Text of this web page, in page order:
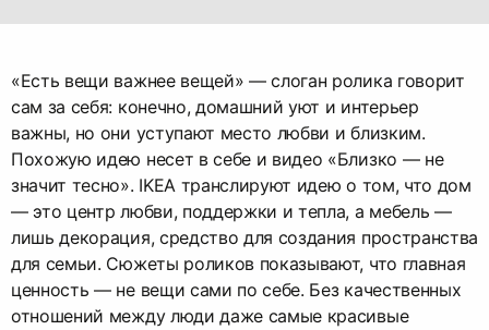
«Есть вещи важнее вещей» — слоган ролика говорит
сам за себя: конечно, домашний уют и интерьер
важны, но они уступают место любви и близким.
Похожую идею несет в себе и видео «Близко — не
значит тесно». IKEA транслируют идею о том, что дом
— это центр любви, поддержки и тепла, а мебель —
лишь декорация, средство для создания пространства
для семьи. Сюжеты роликов показывают, что главная
ценность — не вещи сами по себе. Без качественных
отношений между люди даже самые красивые